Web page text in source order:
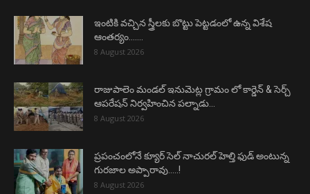
ఇంటికి వచ్చిన స్త్రీలకు బొట్టు పెట్టడంలో ఉన్న విశేష
ఆంతర్యం…….
8 August 2026
రాజుపాలెం మండల్ ఇనుమెట్ల గ్రామం లో కార్డెన్ & సెర్చ్
ఆపరేషన్ నిర్వహించిన పల్నాడు...
8 August 2026
ప్రపంచంలోనే క్యూర్ సెల్ నాచురల్ హెల్తి ఫుడ్ అంటున్న
గురజాల అప్పారావు…..!
8 August 2026